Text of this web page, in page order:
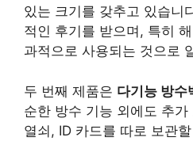
있는 크기를 갖추고 있습니
적인 후기를 받으며, 특히
과적으로 사용되는 것으로
두 번째 제품은 다기능 방수
순한 방수 기능 외에도 추
열쇠, ID 카드를 따로 보관